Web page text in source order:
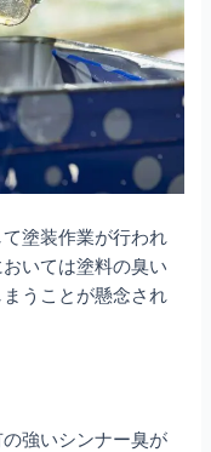
塗装作業が行われ
いては塗料の臭い
うことが懸念され
強いシンナー臭が